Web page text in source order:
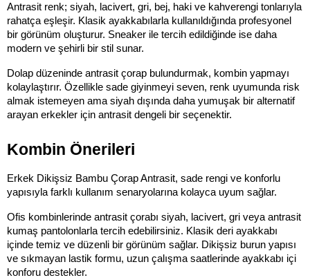
Antrasit renk; siyah, lacivert, gri, bej, haki ve kahverengi tonlarıyla
rahatça eşleşir. Klasik ayakkabılarla kullanıldığında profesyonel
bir görünüm oluşturur. Sneaker ile tercih edildiğinde ise daha
modern ve şehirli bir stil sunar.
Dolap düzeninde antrasit çorap bulundurmak, kombin yapmayı
kolaylaştırır. Özellikle sade giyinmeyi seven, renk uyumunda risk
almak istemeyen ama siyah dışında daha yumuşak bir alternatif
arayan erkekler için antrasit dengeli bir seçenektir.
Kombin Önerileri
Erkek Dikişsiz Bambu Çorap Antrasit, sade rengi ve konforlu
yapısıyla farklı kullanım senaryolarına kolayca uyum sağlar.
Ofis kombinlerinde antrasit çorabı siyah, lacivert, gri veya antrasit
kumaş pantolonlarla tercih edebilirsiniz. Klasik deri ayakkabı
içinde temiz ve düzenli bir görünüm sağlar. Dikişsiz burun yapısı
ve sıkmayan lastik formu, uzun çalışma saatlerinde ayakkabı içi
konforu destekler.